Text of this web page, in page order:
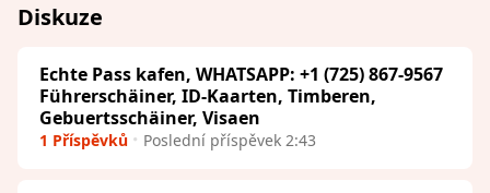
Diskuze
Echte Pass kafen, WHATSAPP: +1 (725) 867-9567
Führerschäiner, ID-Kaarten, Timberen,
Gebuertsschäiner, Visaen
1 Příspěvků Poslední příspěvek 2:43